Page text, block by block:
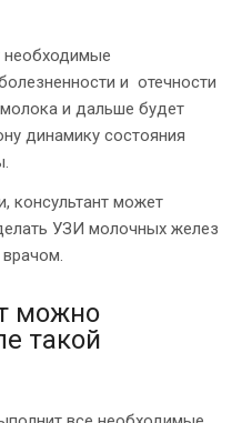
необходимые
и отечности
и дальше будет
динамику состояния
консультант может
УЗИ молочных желез
врачом.
можно
такой